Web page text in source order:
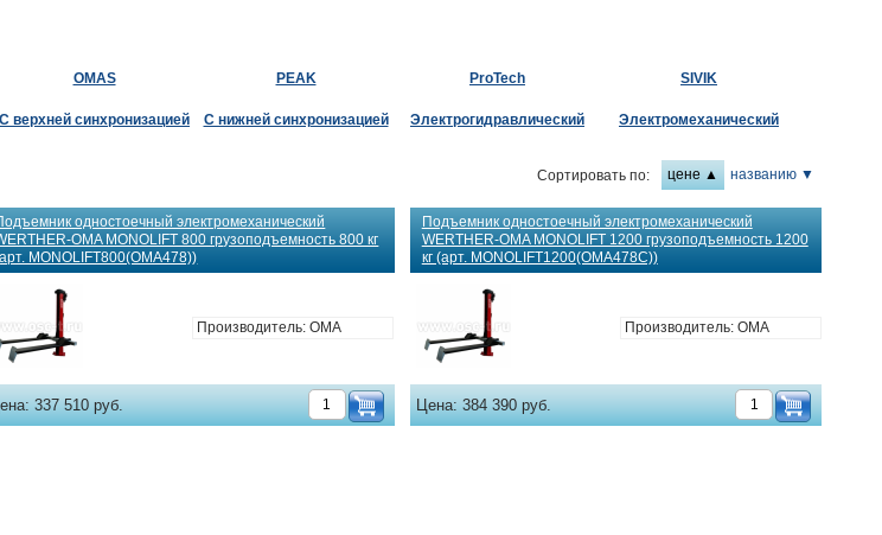
OMAS PEAK ProTech SIVIK
С верхней синхронизацией С нижней синхронизацией Электрогидравлический Электромеханический
Сортировать по: цене ▲ названию ▼
одностоечный электромеханический
OMA MONOLIFT 800 грузоподъемность 800 кг
MONOLIFT800(OMA478))
Производитель: OMA
337 510 руб.
Подъемник одностоечный электромеханический
WERTHER-OMA MONOLIFT 1200 грузоподъемность 1200
кг (арт. MONOLIFT1200(OMA478C))
Производитель: OMA
Цена:384 390 руб.